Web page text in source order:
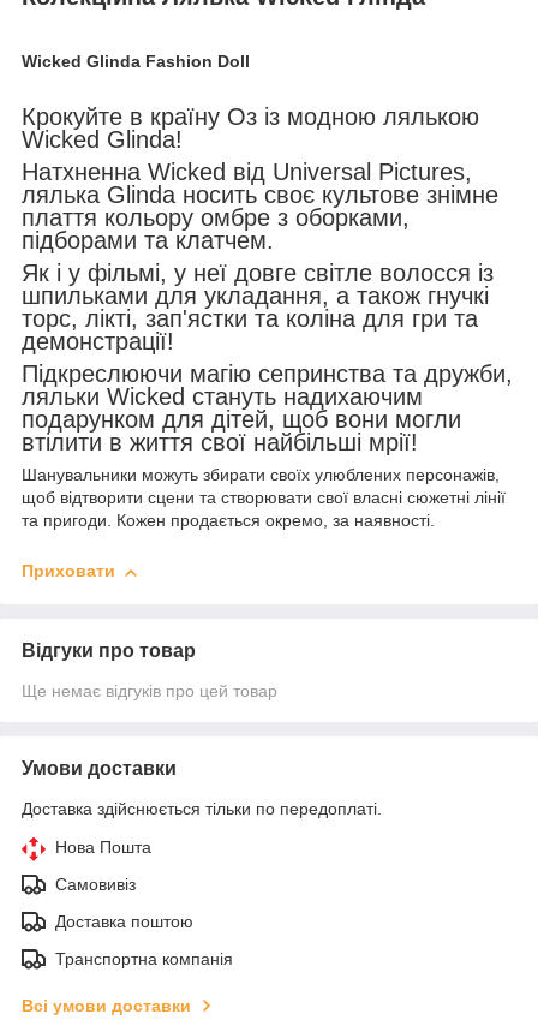
Wicked Glinda Fashion Doll
Крокуйте в країну Оз із модною лялькою
Wicked Glinda!
Натхненна Wicked від Universal Pictures,
лялька Glinda носить своє культове знімне
плаття кольору омбре з оборками,
підборами та клатчем.
Як і у фільмі, у неї довге світле волосся із
шпильками для укладання, а також гнучкі
торс, лікті, зап'ястки та коліна для гри та
демонстрації!
Підкреслюючи магію сепринства та дружби,
ляльки Wicked стануть надихаючим
подарунком для дітей, щоб вони могли
втілити в життя свої найбільші мрії!
Шанувальники можуть збирати своїх улюблених персонажів,
щоб відтворити сцени та створювати свої власні сюжетні лінії
та пригоди. Кожен продається окремо, за наявності.
Приховати
Відгуки про товар
Ще немає відгуків про цей товар
Умови доставки
Доставка здійснюється тільки по передоплаті.
Нова Пошта
Самовивіз
Доставка поштою
Транспортна компанія
Всі умови доставки